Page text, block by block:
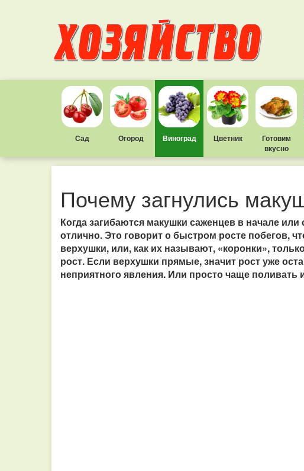
Сад Огород Виноград Цветник
Готовим
вкусно
Почему загнулись
Когда загибаются макушки саженцев в начале
отлично. Это говорит о быстром росте побегов,
верхушки, или, как их называют, «коронки»,
рост. Если верхушки прямые, значит рост уже
неприятного явления. Или просто чаще поливать